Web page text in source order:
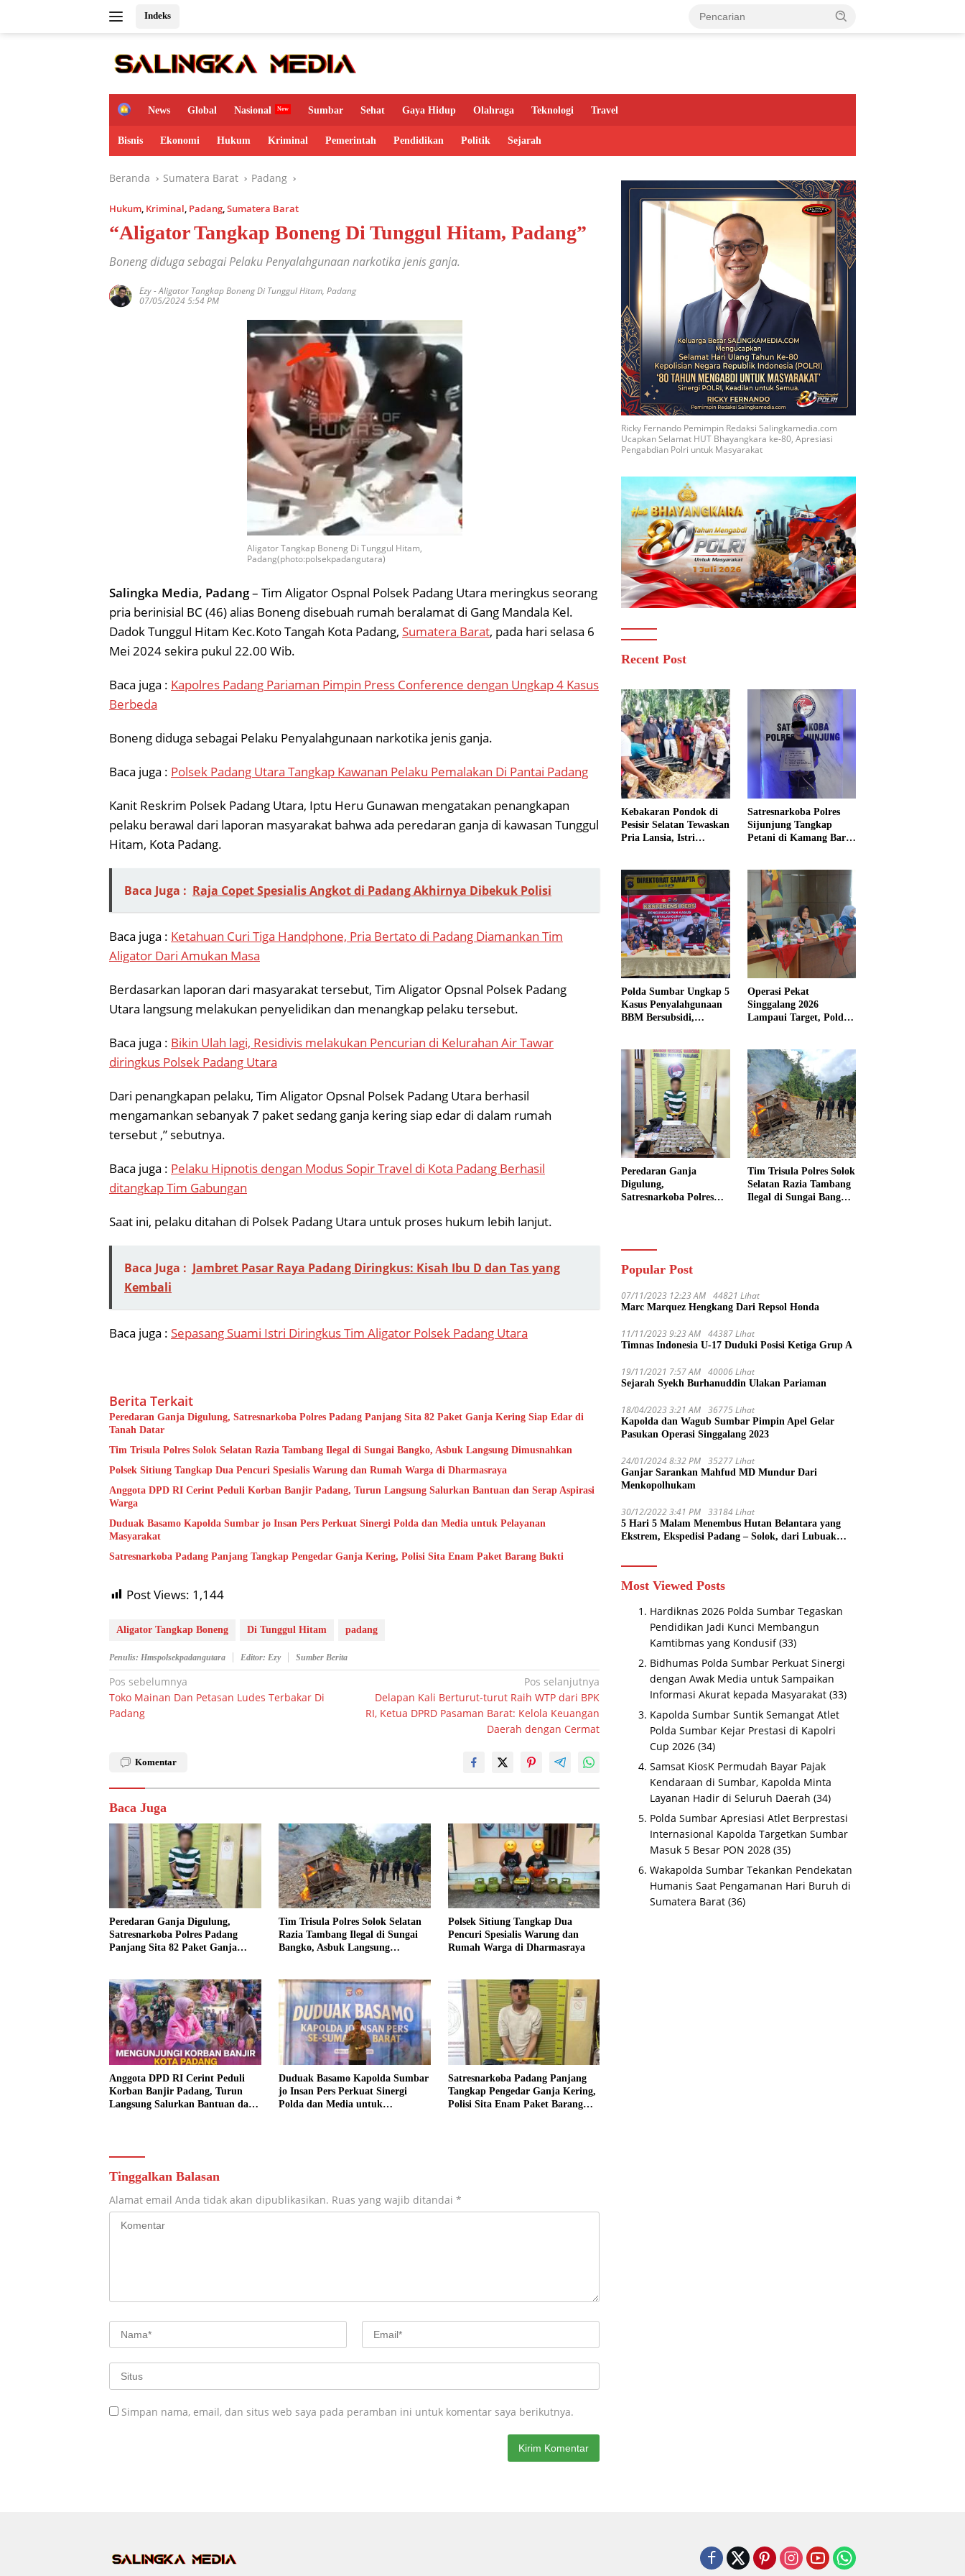
Indeks
H
m
e
News Global Nasional Sumbar Sehat Gaya Hidup Olahraga Teknologi Travel
Bisnis Ekonomi Hukum Kriminal Pemerintah Pendidikan Politik Sejarah
Beranda Sumatera Barat Padang
Hukum, Kriminal, Padang,Sumatera Barat
“Aligator Tangkap Boneng Di Tunggul Hitam, Padang”
Boneng diduga sebagai Pelaku Penyalahgunaan narkotika jenis ganja.
Ezy-Aligator Tangkap Boneng Di Tunggul Hitam, Padang
07/05/2024 5:54 PM
Aligator Tangkap Boneng Di Tunggul Hitam,
Padang(photo:polsekpadangutara)
Salingka Media, Padang– Tim Aligator Ospnal Polsek Padang Utara meringkus seorang
pria berinisial BC (46) alias Boneng disebuah rumah beralamat di Gang Mandala Kel.
Dadok Tunggul Hitam Kec.Koto Tangah Kota Padang, Sumatera Barat, pada hari selasa 6
Mei 2024 sekira pukul 22.00 Wib.
Baca juga : Kapolres Padang Pariaman Pimpin Press Conference dengan Ungkap 4 Kasus
Berbeda
Boneng diduga sebagai Pelaku Penyalahgunaan narkotika jenis ganja.
Baca juga : Polsek Padang Utara Tangkap Kawanan Pelaku Pemalakan Di Pantai Padang
Kanit Reskrim Polsek Padang Utara, Iptu Heru Gunawan mengatakan penangkapan
pelaku berawal dari laporan masyarakat bahwa ada peredaran ganja di kawasan Tunggul
Hitam, Kota Padang.
Baca Juga : Raja Copet Spesialis Angkot di Padang Akhirnya Dibekuk Polisi
Baca juga : Ketahuan Curi Tiga Handphone, Pria Bertato di Padang Diamankan Tim
Aligator Dari Amukan Masa
Berdasarkan laporan dari masyarakat tersebut, Tim Aligator Opsnal Polsek Padang
Utara langsung melakukan penyelidikan dan menangkap pelaku tersebut.
Baca juga : Bikin Ulah lagi, Residivis melakukan Pencurian di Kelurahan Air Tawar
diringkus Polsek Padang Utara
Dari penangkapan pelaku, Tim Aligator Opsnal Polsek Padang Utara berhasil
mengamankan sebanyak 7 paket sedang ganja kering siap edar di dalam rumah
tersebut ,” sebutnya.
Baca juga : Pelaku Hipnotis dengan Modus Sopir Travel di Kota Padang Berhasil
ditangkap Tim Gabungan
Saat ini, pelaku ditahan di Polsek Padang Utara untuk proses hukum lebih lanjut.
Baca Juga : Jambret Pasar Raya Padang Diringkus: Kisah Ibu D dan Tas yang
Kembali
Baca juga : Sepasang Suami Istri Diringkus Tim Aligator Polsek Padang Utara
Berita Terkait
Peredaran Ganja Digulung, Satresnarkoba Polres Padang Panjang Sita 82 Paket Ganja Kering Siap Edar di
Tanah Datar
Tim Trisula Polres Solok Selatan Razia Tambang Ilegal di Sungai Bangko, Asbuk Langsung Dimusnahkan
Polsek Sitiung Tangkap Dua Pencuri Spesialis Warung dan Rumah Warga di Dharmasraya
Anggota DPD RI Cerint Peduli Korban Banjir Padang, Turun Langsung Salurkan Bantuan dan Serap Aspirasi
Warga
Duduak Basamo Kapolda Sumbar jo Insan Pers Perkuat Sinergi Polda dan Media untuk Pelayanan
Masyarakat
Satresnarkoba Padang Panjang Tangkap Pengedar Ganja Kering, Polisi Sita Enam Paket Barang Bukti
Post Views: 1,144
Aligator Tangkap Boneng Di Tunggul Hitam padang
Penulis: Hmspolsekpadangutara Editor: Ezy Sumber Berita
Navigasi
pos
Pos sebelumnya
Toko Mainan Dan Petasan Ludes Terbakar Di
Padang
Pos selanjutnya
Delapan Kali Berturut-turut Raih WTP dari BPK
RI, Ketua DPRD Pasaman Barat: Kelola Keuangan
Daerah dengan Cermat
Komentar
Baca Juga
Peredaran Ganja Digulung,
Satresnarkoba Polres Padang
Panjang Sita 82 Paket Ganja
Tim Trisula Polres Solok Selatan
Razia Tambang Ilegal di Sungai
Bangko, Asbuk Langsung
Polsek Sitiung Tangkap Dua
Pencuri Spesialis Warung dan
Rumah Warga di Dharmasraya
Anggota DPD RI Cerint Peduli
Korban Banjir Padang, Turun
Langsung Salurkan Bantuan dan
Duduak Basamo Kapolda Sumbar
jo Insan Pers Perkuat Sinergi
Polda dan Media untuk
Satresnarkoba Padang Panjang
Tangkap Pengedar Ganja Kering,
Polisi Sita Enam Paket Barang
Tinggalkan Balasan
Alamat email Anda tidak akan dipublikasikan. Ruas yang wajib ditandai *
Simpan nama, email, dan situs web saya pada peramban ini untuk komentar saya berikutnya.
Ricky Fernando Pemimpin Redaksi Salingkamedia.com
Ucapkan Selamat HUT Bhayangkara ke-80, Apresiasi
Pengabdian Polri untuk Masyarakat
Recent Post
Kebakaran Pondok di
Pesisir Selatan Tewaskan
Pria Lansia, Istri
Satresnarkoba Polres
Sijunjung Tangkap
Petani di Kamang Baru,
Polda Sumbar Ungkap 5
Kasus Penyalahgunaan
BBM Bersubsidi,
Bio Solar
Operasi Pekat
Singgalang 2026
Lampaui Target, Polda
Kriminal
Peredaran Ganja
Digulung,
Satresnarkoba Polres
Datar
Tim Trisula Polres Solok
Selatan Razia Tambang
Ilegal di Sungai Bangko,
Popular Post
07/11/2023 12:23 AM 44821 Lihat
Marc Marquez Hengkang Dari Repsol Honda
11/11/2023 9:23 AM 44387 Lihat
Timnas Indonesia U-17 Duduki Posisi Ketiga Grup A
19/11/2021 7:57 AM 40006 Lihat
Sejarah Syekh Burhanuddin Ulakan Pariaman
18/04/2023 3:21 AM 36775 Lihat
Kapolda dan Wagub Sumbar Pimpin Apel Gelar
Pasukan Operasi Singgalang 2023
24/01/2024 8:32 PM 35277 Lihat
Ganjar Sarankan Mahfud MD Mundur Dari
Menkopolhukam
30/12/2022 3:41 PM 33184 Lihat
5 Hari 5 Malam Menembus Hutan Belantara yang
Ekstrem, Ekspedisi Padang – Solok, dari Lubuak
Most Viewed Posts
Hardiknas 2026 Polda Sumbar Tegaskan
Pendidikan Jadi Kunci Membangun
Kamtibmas yang Kondusif (33)
Bidhumas Polda Sumbar Perkuat Sinergi
dengan Awak Media untuk Sampaikan
Informasi Akurat kepada Masyarakat (33)
Kapolda Sumbar Suntik Semangat Atlet
Polda Sumbar Kejar Prestasi di Kapolri
Cup 2026 (34)
Samsat KiosK Permudah Bayar Pajak
Kendaraan di Sumbar, Kapolda Minta
Layanan Hadir di Seluruh Daerah (34)
Polda Sumbar Apresiasi Atlet Berprestasi
Internasional Kapolda Targetkan Sumbar
Masuk 5 Besar PON 2028 (35)
Wakapolda Sumbar Tekankan Pendekatan
Humanis Saat Pengamanan Hari Buruh di
Sumatera Barat (36)